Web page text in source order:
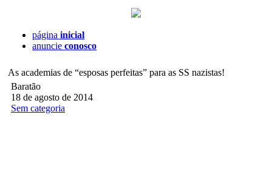
página inicial
anuncie conosco
As academias de “esposas perfeitas” para as SS nazistas!
Baratão
18 de agosto de 2014
Sem categoria